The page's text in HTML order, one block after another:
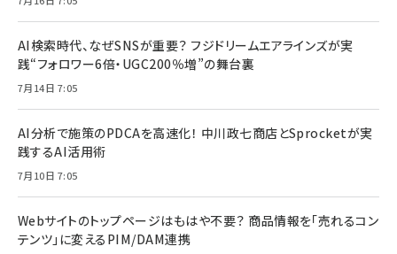
AI検索時代、なぜSNSが重要？ フジドリームエアラインズが実
践“フォロワー6倍・UGC200％増”の舞台裏
7月14日 7:05
AI分析で施策のPDCAを高速化！ 中川政七商店とSprocketが実
践するAI活用術
7月10日 7:05
Webサイトのトップページはもはや不要？ 商品情報を「売れるコン
テンツ」に変えるPIM/DAM連携